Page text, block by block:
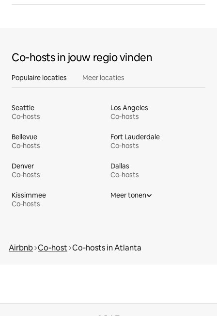
Co‑hosts in jouw regio vinden
Populaire locaties Meer locaties
Seattle
Co‑hosts
Los Angeles
Co‑hosts
Bellevue
Co‑hosts
Fort Lauderdale
Co‑hosts
Denver
Co‑hosts
Dallas
Co‑hosts
Kissimmee
Co‑hosts
Meer tonen
Airbnb Co‑host Co‑hosts in Atlanta